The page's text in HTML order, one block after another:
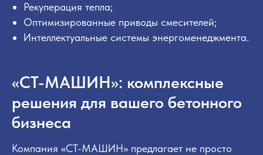
Рекуперация тепла;
Оптимизированные приводы смесителей;
Интеллектуальные системы энергоменеджмента.
«СТ-МАШИН»: комплексные
решения для вашего бетонного
бизнеса
Компания «СТ-МАШИН» предлагает не просто